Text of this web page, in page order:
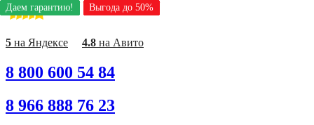
Перейти
к
содержимому
5 на Яндексе 4.8 на Авито
8 800 600 54 84
8 966 888 76 23
Даем гарантию! Выгода до 50%
Даем гарантию! Выгода до 50%
Даем гарантию! Выгода до 50%
Даем гарантию! Выгода до 50%
Даем гарантию! Выгода до 50%
Даем гарантию! Выгода до 50%
Даем гарантию! Выгода до 50%
Даем гарантию! Выгода до 50%
Даем гарантию! Выгода до 50%